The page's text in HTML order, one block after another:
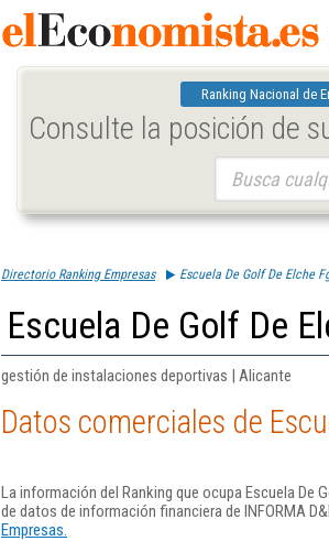
Ranking Nacional de
Consulte la posición de
Directorio Ranking Empresas Escuela De Golf De Elche
Escuela De Golf De
gestión de instalaciones deportivas | Alicante
Datos comerciales de
La información del Ranking que ocupa Escuela De
de datos de información financiera de INFORMA
Empresas.